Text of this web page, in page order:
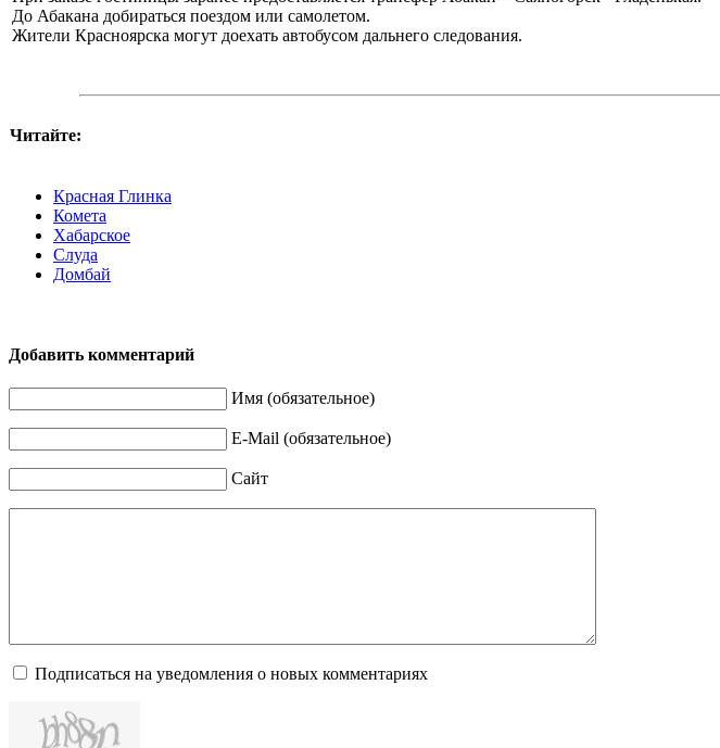
До Абакана добираться поездом или самолетом.
Жители Красноярска могут доехать автобусом дальнего следования.
Читайте:
Красная Глинка
Комета
Хабарское
Слуда
Домбай
Добавить комментарий
Имя (обязательное)
E-Mail (обязательное)
Сайт
Подписаться на уведомления о новых комментариях